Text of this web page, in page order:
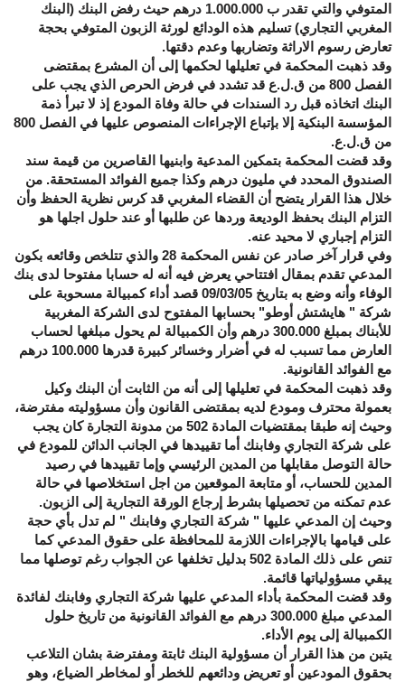
المتوفي والتي تقدر ب 1.000.000 درهم حيث رفض البنك (البنك
المغربي التجاري) تسليم هذه الودائع لورثة الزبون المتوفي بحجة
تعارض رسوم الاراثة وتضاربها وعدم دقتها.
وقد ذهبت المحكمة في تعليلها لحكمها إلى أن المشرع بمقتضى
الفصل 800 من ق.ل.ع قد تشدد في فرض الحرص الذي يجب على
البنك اتخاذه قبل رد السندات في حالة وفاة المودع إذ لا تبرأ ذمة
المؤسسة البنكية إلا بإتباع الإجراءات المنصوص عليها في الفصل 800
من ق.ل.ع.
وقد قضت المحكمة بتمكين المدعية وابنيها القاصرين من قيمة سند
الصندوق المحدد في مليون درهم وكذا جميع الفوائد المستحقة. من
خلال هذا القرار يتضح أن القضاء المغربي قد كرس نظرية الحفظ وأن
التزام البنك بحفظ الوديعة وردها عن طلبها أو عند حلول اجلها هو
التزام إجباري لا محيد عنه.
وفي قرار آخر صادر عن نفس المحكمة 28 والذي تتلخص وقائعه بكون
المدعي تقدم بمقال افتتاحي يعرض فيه أنه له حسابا مفتوحا لدى بنك
الوفاء وأنه وضع به بتاريخ 09/03/05 قصد أداء كمبيالة مسحوبة على
شركة " هايشتش أوطو" بحسابها المفتوح لدى الشركة المغربية
للأبناك بمبلغ 300.000 درهم وأن الكمبيالة لم يحول مبلغها لحساب
العارض مما تسبب له في أضرار وخسائر كبيرة قدرها 100.000 درهم
مع الفوائد القانونية.
وقد ذهبت المحكمة في تعليلها إلى أنه من الثابت أن البنك وكيل
بعمولة محترف ومودع لديه بمقتضى القانون وأن مسؤوليته مفترضة،
وحيث إنه طبقا بمقتضيات المادة 502 من مدونة التجارة كان يجب
على شركة التجاري وفابنك أما تقييدها في الجانب الدائن للمودع في
حالة التوصل مقابلها من المدين الرئيسي وإما تقييدها في رصيد
المدين للحساب، أو متابعة الموقعين من اجل استخلاصها في حالة
عدم تمكنه من تحصيلها بشرط إرجاع الورقة التجارية إلى الزبون.
وحيث إن المدعي عليها " شركة التجاري وفابنك " لم تدل بأي حجة
على قيامها بالإجراءات اللازمة للمحافظة على حقوق المدعي كما
تنص على ذلك المادة 502 بدليل تخلفها عن الجواب رغم توصلها مما
يبقي مسؤولياتها قائمة.
وقد قضت المحكمة بأداء المدعي عليها شركة التجاري وفابنك لفائدة
المدعي مبلغ 300.000 درهم مع الفوائد القانونية من تاريخ حلول
الكمبيالة إلى يوم الأداء.
يتبن من هذا القرار أن مسؤولية البنك ثابتة ومفترضة بشان التلاعب
بحقوق المودعين أو تعريض ودائعهم للخطر أو لمخاطر الضياع، وهو